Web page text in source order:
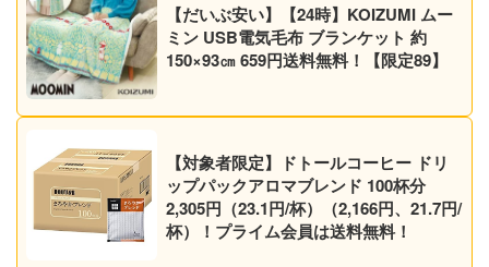
【だいぶ安い】【24時】KOIZUMI ムー
ミン USB電気毛布 ブランケット 約
150×93㎝ 659円送料無料！【限定89】
【対象者限定】ドトールコーヒー ドリ
ップパックアロマブレンド 100杯分
2,305円（23.1円/杯）（2,166円、21.7円/
杯）！プライム会員は送料無料！